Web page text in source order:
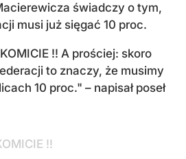
świadczy o tym,
musi już sięgać 10 proc.
!! A prościej: skoro
to znaczy, że musimy
10 proc." – napisał poseł
!!